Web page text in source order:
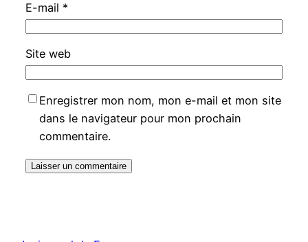
E-mail *
Site web
Enregistrer mon nom, mon e-mail et mon site
dans le navigateur pour mon prochain
commentaire.